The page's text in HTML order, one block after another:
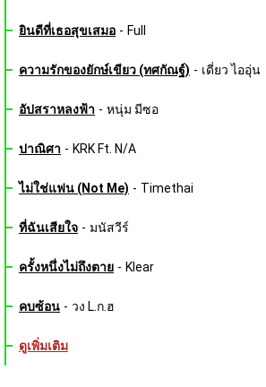
ยินดีที่เธอสุขเสมอ - Full
ความรักของยักษ์เขียว (ทศกัณฐ์) - เดี่ยว ไออุ่น
อัปสราหลงฟ้า - หนุ่ม มีซอ
ปาณิศา - KRK Ft. N/A
ไม่ใช่แฟน (Not Me) - Timethai
ที่ฉันเสียใจ - มนัสวีร์
ครั้งหนึ่งไม่ถึงตาย - Klear
คบซ้อน - วง L.ก.ฮ
ดูเพิ่มเติม